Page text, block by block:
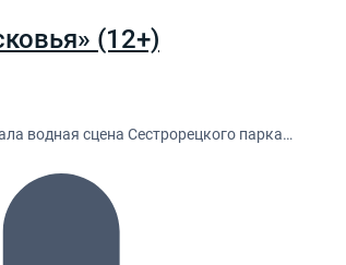
(12+)
водная сцена Сестрорецкого парка…